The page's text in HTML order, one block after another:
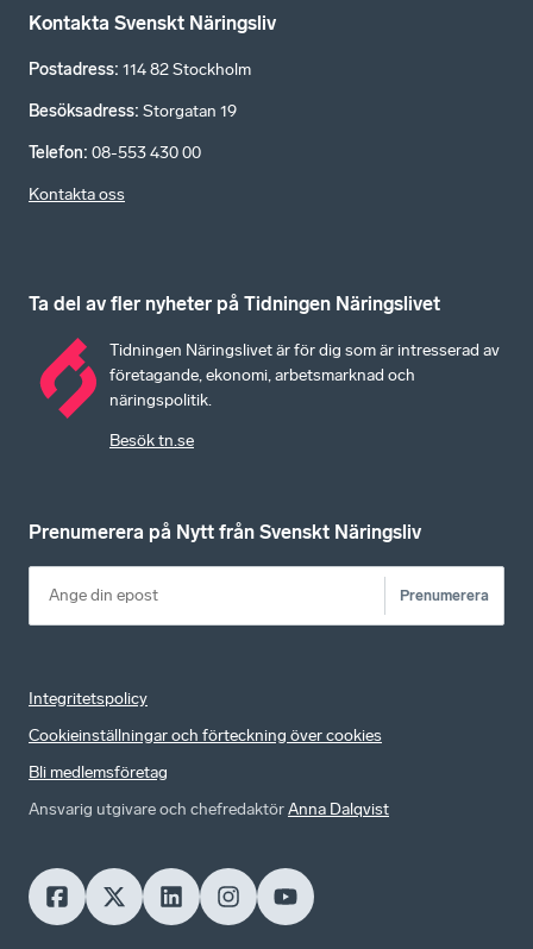
Kontakta Svenskt Näringsliv
Postadress: 114 82 Stockholm
Besöksadress: Storgatan 19
Telefon: 08-553 430 00
Kontakta oss
Ta del av fler nyheter på Tidningen Näringslivet
Tidningen Näringslivet är för dig som är intresserad av
företagande, ekonomi, arbetsmarknad och
näringspolitik.
Besök tn.se
Prenumerera på Nytt från Svenskt Näringsliv
Prenumerera
Integritetspolicy
Cookieinställningar och förteckning över cookies
Bli medlemsföretag
Ansvarig utgivare och chefredaktörAnna Dalqvist